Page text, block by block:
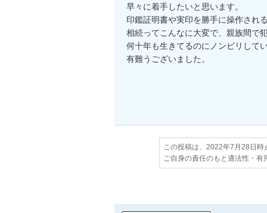
早々に着手したいと思います。
印鑑証明書や実印を勝手に操作され
相続ってこんなに大変で、親族間で
何十年も生きてるのにノンビリして
有難うございました。
この投稿は、2022年7月28日時
ご自身の責任のもと適法性・